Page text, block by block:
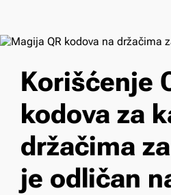
Korišćenje
kodova za
držačima
je odličan